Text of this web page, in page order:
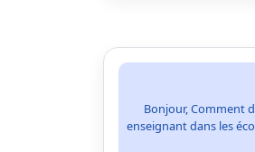
Bonjour, Comment
enseignant dans les